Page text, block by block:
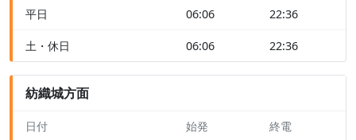
平日 06:06 22:36
土・休日 06:06 22:36
紡織城方面
日付 始発 終電